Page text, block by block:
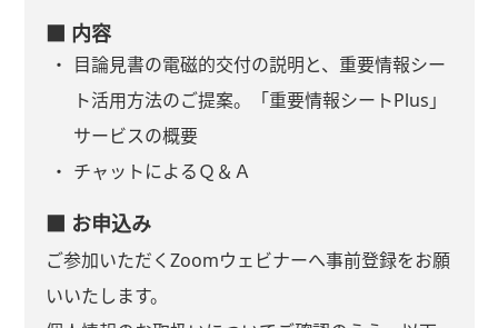
■ 内容
目論見書の電磁的交付の説明と、重要情報シー
ト活用方法のご提案。「重要情報シートPlus」
サービスの概要
チャットによるＱ＆Ａ
■ お申込み
ご参加いただくZoomウェビナーへ事前登録をお願
いいたします。